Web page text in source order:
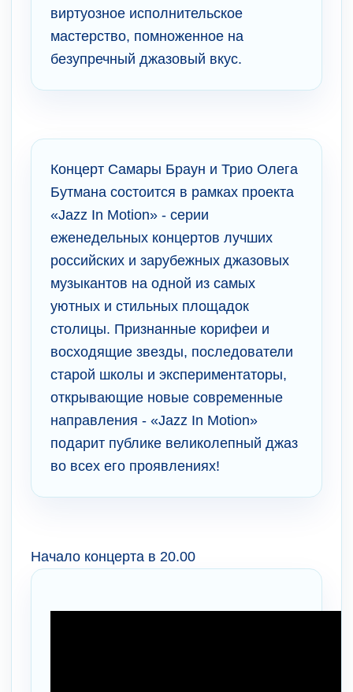
виртуозное исполнительское
мастерство, помноженное на
безупречный джазовый вкус.
Концерт Самары Браун и Трио Олега
Бутмана состоится в рамках проекта
«Jazz In Motion» - серии
еженедельных концертов лучших
российских и зарубежных джазовых
музыкантов на одной из самых
уютных и стильных площадок
столицы. Признанные корифеи и
восходящие звезды, последователи
старой школы и экспериментаторы,
открывающие новые современные
направления - «Jazz In Motion»
подарит публике великолепный джаз
во всех его проявлениях!
Начало концерта в 20.00